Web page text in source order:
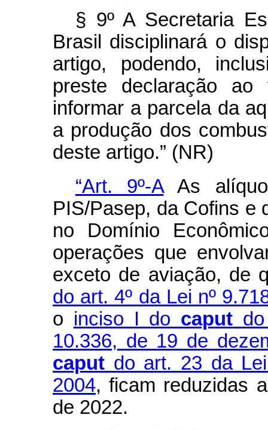
§ 9º A Secretaria
Brasil disciplinará o
artigo, podendo,
preste declaração ao
informar a parcela da
a produção dos
deste artigo.” (NR)
“Art. 9º-AAs
PIS/Pasep, da Cofins e
no Domínio
operações que
exceto de aviação, de
do art. 4º da Lei nº
o inciso I do caput
10.336, de 19 de
caput do art. 23 da
2004, ficam reduzidas
de 2022.